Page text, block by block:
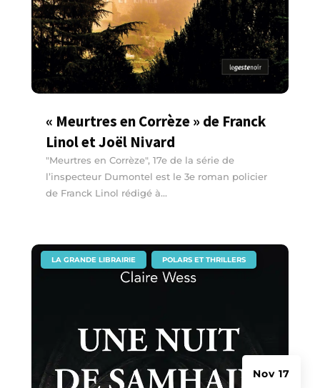
« Meurtres en Corrèze » de Franck
Linol et Joël Nivard
"Meurtres en Corrèze", 17e de la série de
l’inspecteur Dumontel est le 3e roman policier
de Franck Linol rédigé à...
Nov 17
LA GRANDE LIBRAIRIE POLARS ET THRILLERS